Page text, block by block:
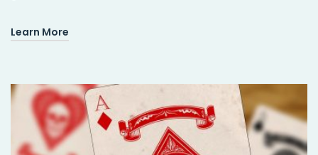
Learn More